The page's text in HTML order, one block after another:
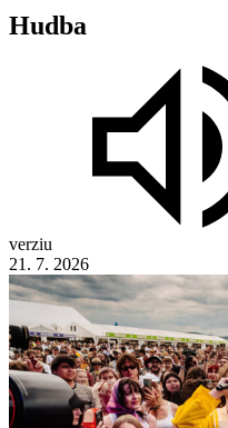
Hudba
verziu
21. 7. 2026